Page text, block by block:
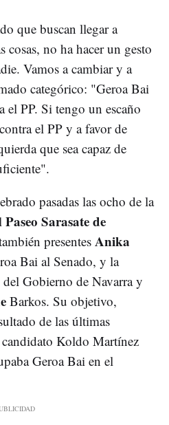
que buscan llegar a
no ha hacer un gesto
Vamos a cambiar y a
categórico: "Geroa Bai
el PP. Si tengo un escaño
el PP y a favor de
que sea capaz de
pasadas las ocho de la
Paseo Sarasate de
presentes Anika
Bai al Senado, y la
Gobierno de Navarra y
Barkos. Su objetivo,
de las últimas
candidato Koldo Martínez
Geroa Bai en el